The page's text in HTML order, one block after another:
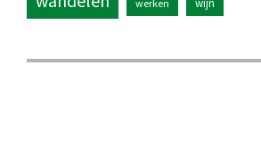
werken